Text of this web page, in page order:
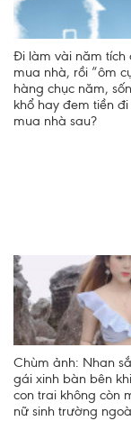
Đi làm vài năm tích
mua nhà, rồi “ôm
hàng chục năm,
khổ hay đem tiền
mua nhà sau?
Chùm ảnh: Nhan
gái xinh bàn bên
con trai không còn
nữ sinh trường